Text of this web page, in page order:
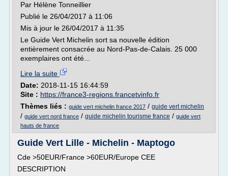
Par Hélène Tonneillier
Publié le 26/04/2017 à 11:06
Mis à jour le 26/04/2017 à 11:35
Le Guide Vert Michelin sort sa nouvelle édition
entièrement consacrée au Nord-Pas-de-Calais. 25 000
exemplaires ont été...
Lire la suite
Date: 2018-11-15 16:44:59
Site : https://france3-regions.francetvinfo.fr
Thèmes liés : guide vert michelin france 2017 / guide vert michelin
/ guide vert nord france / guide michelin tourisme france / guide vert
hauts de france
Guide Vert Lille - Michelin - Maptogo
Cde >50EUR/France >60EUR/Europe CEE
DESCRIPTION